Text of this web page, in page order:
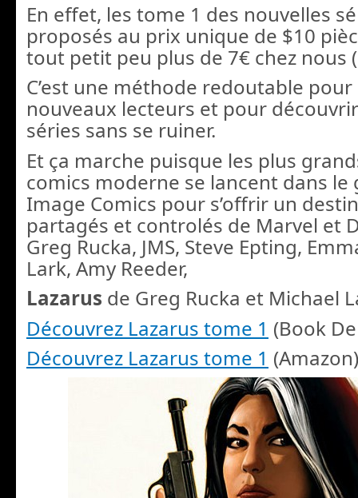
En effet, les tome 1 des nouvelles
proposés au prix unique de $10
tout petit peu plus de 7€ chez nous
C’est une méthode redoutable
nouveaux lecteurs et pour
séries sans se ruiner.
Et ça marche puisque les plus
comics moderne se lancent dans le
Image Comics pour s’offrir un
partagés et controlés de Marvel et
Greg Rucka, JMS, Steve Epting,
Lark, Amy Reeder,
Lazarus de Greg Rucka et Michael
Découvrez Lazarus tome 1 (Book
Découvrez Lazarus tome 1 (Amazon)